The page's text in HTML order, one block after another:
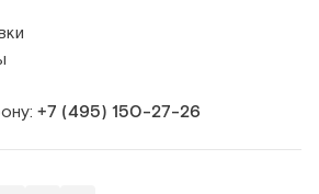
+7 (495) 150‑27‑26